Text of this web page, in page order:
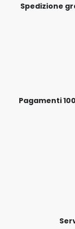
Spedizione
Pagamenti